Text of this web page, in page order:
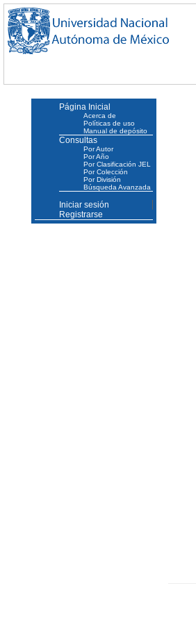
Página Inicial
Acerca de
Políticas de uso
Manual de depósito
Consultas
Por Autor
Por Año
Por Clasificación JEL
Por Colección
Por División
Búsqueda Avanzada
Iniciar sesión
Registrarse